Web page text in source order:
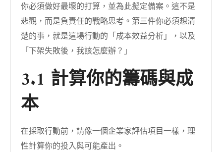
你必須做好最壞的打算，並為此擬定備案。這不是
悲觀，而是負責任的戰略思考。第三件你必須想清
楚的事，就是這場行動的「成本效益分析」，以及
「下架失敗後，我該怎麼辦？」
3.1 計算你的籌碼與成
本
在採取行動前，請像一個企業家評估項目一樣，理
性計算你的投入與可能產出。